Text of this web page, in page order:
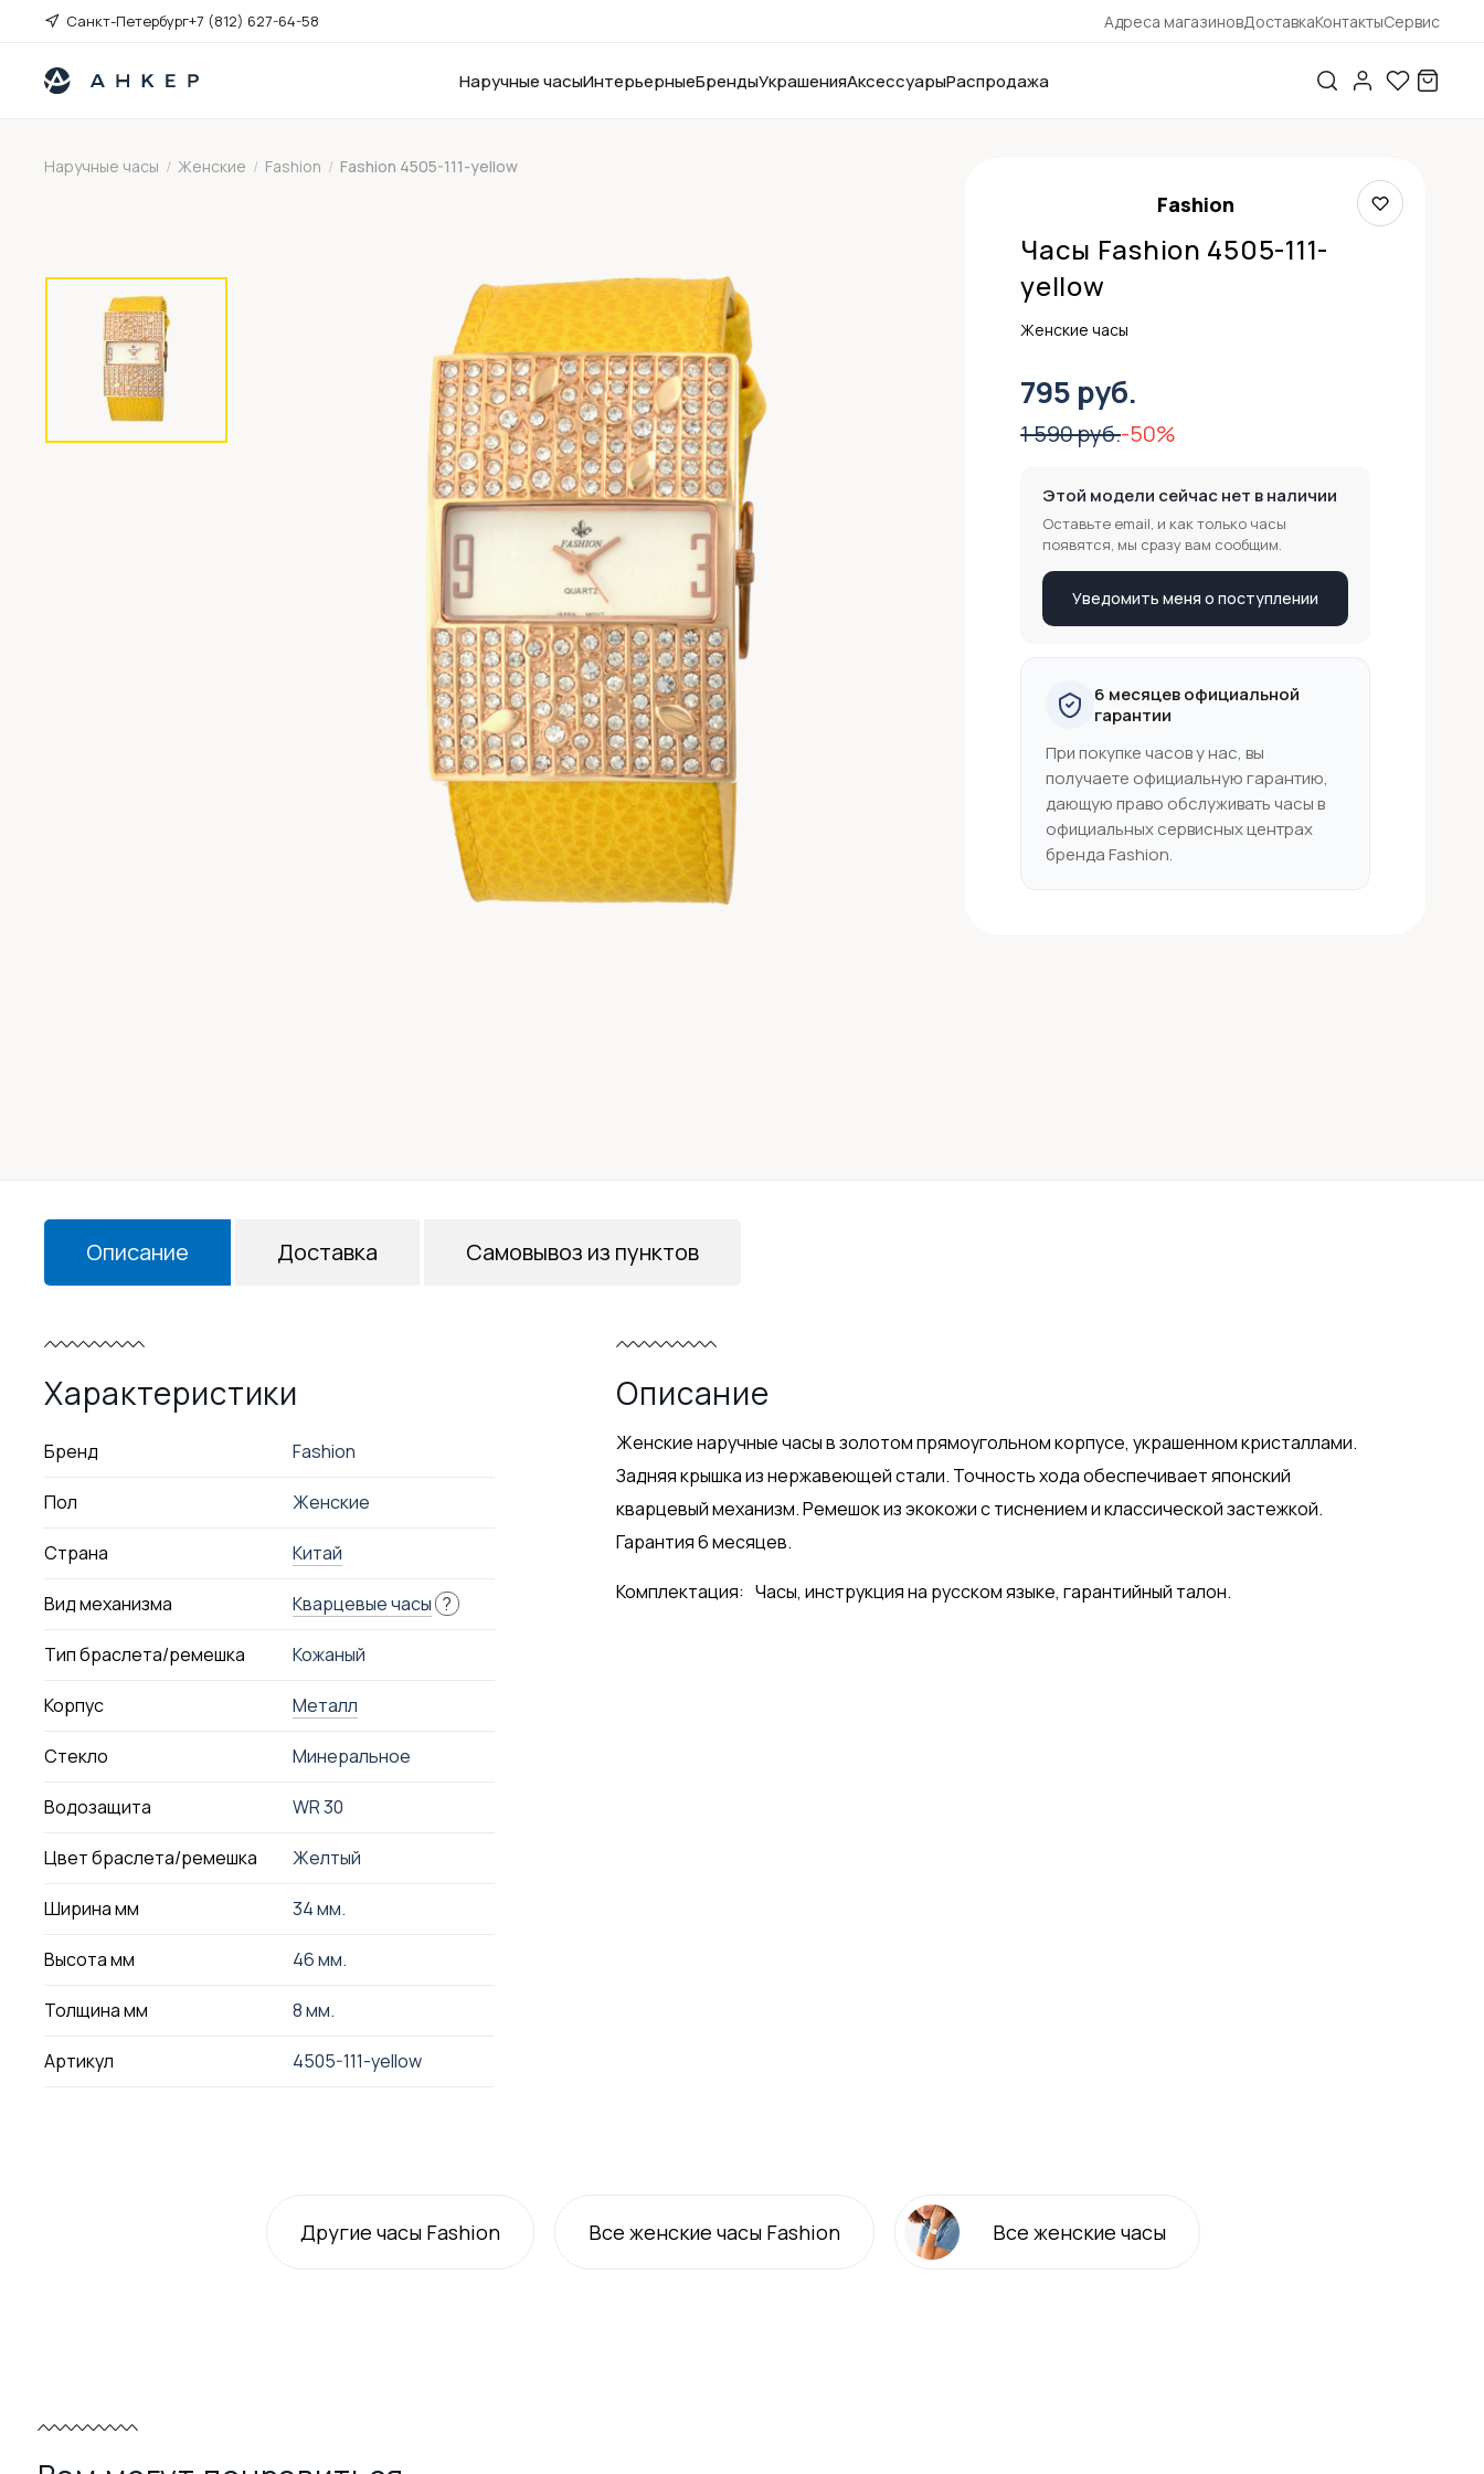
Санкт-Петербург+7 (812) 627-64-58 Адреса магазиновДоставкаКонтактыСервис
Наручные часыИнтерьерныеБрендыУкрашенияАксессуарыРаспродажа
Наручные часы / Женские / Fashion / Fashion 4505-111-yellow
Fashion
Часы Fashion 4505-111-
yellow
Женские часы
795 руб.
1 590 руб.-50%
Этой модели сейчас нет в наличии
Оставьте email, и как только часы
появятся, мы сразу вам сообщим.
Уведомить меня о поступлении
6 месяцев официальной
гарантии
При покупке часов у нас, вы
получаете официальную гарантию,
дающую право обслуживать часы в
официальных сервисных центрах
бренда Fashion.
Описание
Характеристики
Бренд Fashion
Пол Женские
Страна Китай
Вид механизма Кварцевые часы ?
Тип браслета/ремешка Кожаный
Корпус Металл
Стекло Минеральное
Водозащита WR 30
Цвет браслета/ремешка Желтый
Ширина мм 34 мм.
Высота мм 46 мм.
Толщина мм 8 мм.
Артикул 4505-111-yellow
Описание
Женские наручные часы в золотом прямоугольном корпусе, украшенном кристаллами.
Задняя крышка из нержавеющей стали. Точность хода обеспечивает японский
кварцевый механизм. Ремешок из экокожи с тиснением и классической застежкой.
Гарантия 6 месяцев.
Комплектация: Часы, инструкция на русском языке, гарантийный талон.
Доставка Самовывоз из пунктов
Другие часы Fashion Всеженские часы Fashion Всеженские часы